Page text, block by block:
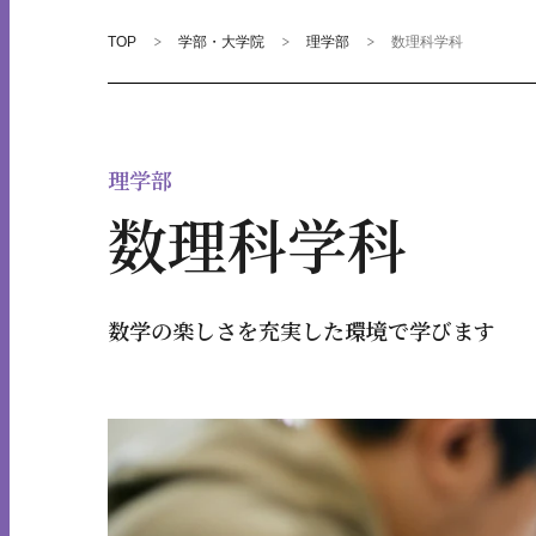
TOP 学部・大学院 理学部 数理科学科
理学部
数理科学科
数学の楽しさを充実した環境で学びます